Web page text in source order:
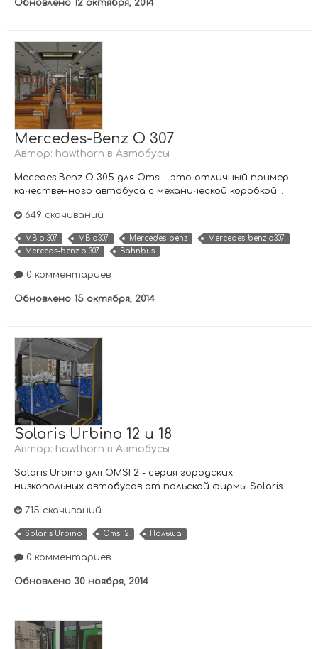
Обновлено 12 октября, 2014
Mercedes-Benz O 307
Автор: hawthorn в Автобусы
Mecedes Benz O 305 для Omsi - это отличный пример
качественного автобуса с механической коробкой...
649 скачиваний
MB o 307 MB o307 Mercedes-benz
Mercedes-benz o307
Merceds-benz o 307
Bahnbus
0 комментариев
Обновлено 15 октября, 2014
Solaris Urbino 12 и 18
Автор: hawthorn в Автобусы
Solaris Urbino для OMSI 2 - серия городских
низкопольных автобусов от польской фирмы Solaris...
715 скачиваний
Solaris Urbino Omsi 2 Польша
0 комментариев
Обновлено 30 ноября, 2014